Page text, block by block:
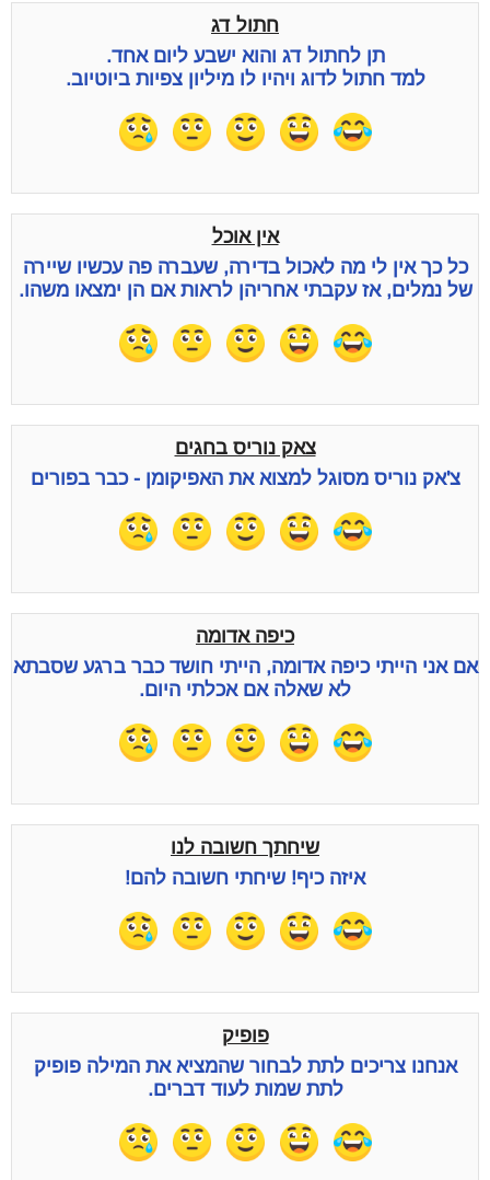
חתול דג
תן לחתול דג והוא ישבע ליום אחד.
למד חתול לדוג ויהיו לו מיליון צפיות ביוטיוב.
אין אוכל
כל כך אין לי מה לאכול בדירה, שעברה פה עכשיו שיירה
של נמלים, אז עקבתי אחריהן לראות אם הן ימצאו משהו.
צאק נוריס בחגים
צ'אק נוריס מסוגל למצוא את האפיקומן - כבר בפורים
כיפה אדומה
אם אני הייתי כיפה אדומה, הייתי חושד כבר ברגע שסבתא
לא שאלה אם אכלתי היום.
שיחתך חשובה לנו
איזה כיף! שיחתי חשובה להם!
פופיק
אנחנו צריכים לתת לבחור שהמציא את המילה פופיק
לתת שמות לעוד דברים.